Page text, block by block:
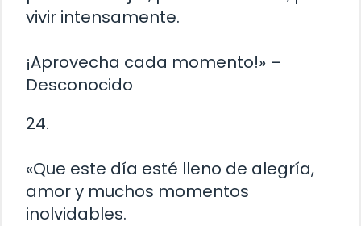
vivir intensamente.
¡Aprovecha cada momento!» –
Desconocido
24.
«Que este día esté lleno de alegría,
amor y muchos momentos
inolvidables.